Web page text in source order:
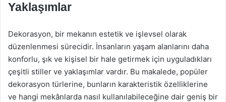
Yaklaşımlar
Dekorasyon, bir mekanın estetik ve işlevsel olarak
düzenlenmesi sürecidir. İnsanların yaşam alanlarını daha
konforlu, şık ve kişisel bir hale getirmek için uyguladıkları
çeşitli stiller ve yaklaşımlar vardır. Bu makalede, popüler
dekorasyon türlerine, bunların karakteristik özelliklerine
ve hangi mekânlarda nasıl kullanılabileceğine dair geniş bir